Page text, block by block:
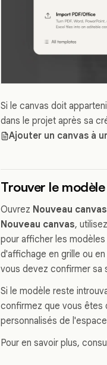
Si le canvas doit
dans le projet après sa
Ajouter un canvas à
Trouver le modèle
Ouvrez Nouveau canvas
Nouveau canvas,
pour afficher les
d'affichage en grille ou
vous devez confirmer sa
Si le modèle reste
confirmez que vous êtes
personnalisés de
Pour en savoir plus,